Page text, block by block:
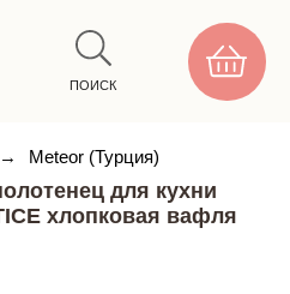
ПОИСК
→ Meteor (Турция)
для кухни
хлопковая вафля